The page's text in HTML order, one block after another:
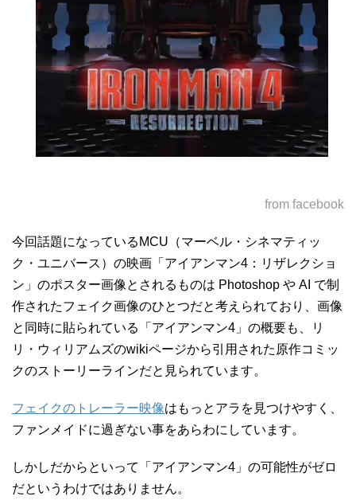
from facebook
今回話題になっているMCU（マーベル・シネマティッ
ク・ユニバース）の映画「アイアンマン4：リザレクショ
ン」のポスター画像とされるものは Photoshop や AI で制
作されたフェイク画像のひとつだと考えられており、画像
と同時に貼られている「アイアンマン4」の概要も、リ
リ・ウィリアムズのwikiページから引用された原作コミッ
クのストーリーラインだと見られています。
フェイクのトレーラー映像はもっとアラを見つけやすく、
ファンメイドに過ぎない事をあらわにしています。
しかしだからといって「アイアンマン4」の可能性がゼロ
だというわけではありません。